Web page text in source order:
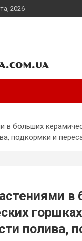
2026
в больших
подкормки и
в
полива,